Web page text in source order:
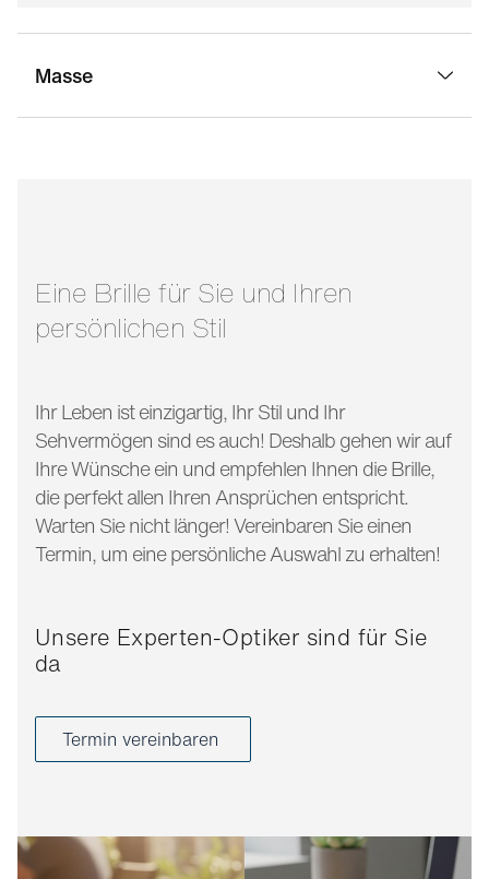
Masse
Eine Brille für Sie und Ihren
persönlichen Stil
Ihr Leben ist einzigartig, Ihr Stil und Ihr
Sehvermögen sind es auch! Deshalb gehen wir auf
Ihre Wünsche ein und empfehlen Ihnen die Brille,
die perfekt allen Ihren Ansprüchen entspricht.
Warten Sie nicht länger! Vereinbaren Sie einen
Termin, um eine persönliche Auswahl zu erhalten!
Unsere Experten-Optiker sind für Sie
da
Termin vereinbaren